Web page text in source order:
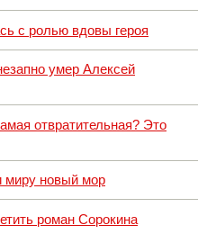
с ролью вдовы героя
умер Алексей
отвратительная? Это
миру новый мор
роман Сорокина